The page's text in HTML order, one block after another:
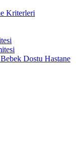
Kriterleri
Dostu Hastane